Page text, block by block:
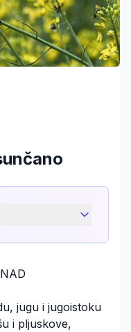
jugu i jugoistoku
i pljuskove,